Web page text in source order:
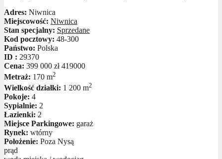
Adres: Niwnica
Miejscowość: Niwnica
Stan specjalny: Sprzedane
Kod pocztowy: 48-300
Państwo: Polska
ID : 29370
Cena: 399 000 zł419000
Metraż: 170 m2
Wielkość działki: 1 200 m2
Pokoje: 4
Sypialnie: 2
Łazienki: 2
Miejsce Parkingowe: garaż
Rynek: wtórny
Położenie: Poza Nysą
prąd